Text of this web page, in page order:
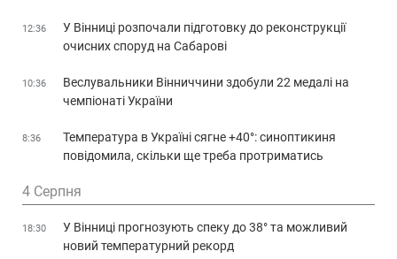
12:36
У Вінниці розпочали підготовку до реконструкції
очисних споруд на Сабарові
10:36
Веслувальники Вінниччини здобули 22 медалі на
чемпіонаті України
8:36
Температура в Україні сягне +40°: синоптикиня
повідомила, скільки ще треба протриматись
4 Серпня
18:30
У Вінниці прогнозують спеку до 38° та можливий
новий температурний рекорд